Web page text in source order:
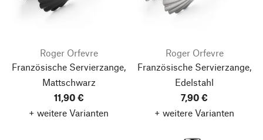
Roger Orfevre
Französische Servierzange,
Mattschwarz
11,90 €
+ weitere Varianten
Roger Orfevre
Französische Servierzange,
Edelstahl
7,90 €
+ weitere Varianten